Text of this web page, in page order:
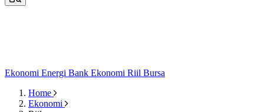
Ekonomi Energi Bank Ekonomi Riil Bursa
Home
Ekonomi